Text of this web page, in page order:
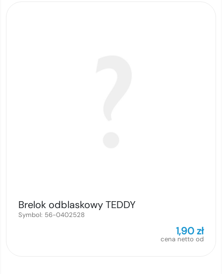
Brelok odblaskowy TEDDY
Symbol: 56-0402528
1,90zł
cena netto od